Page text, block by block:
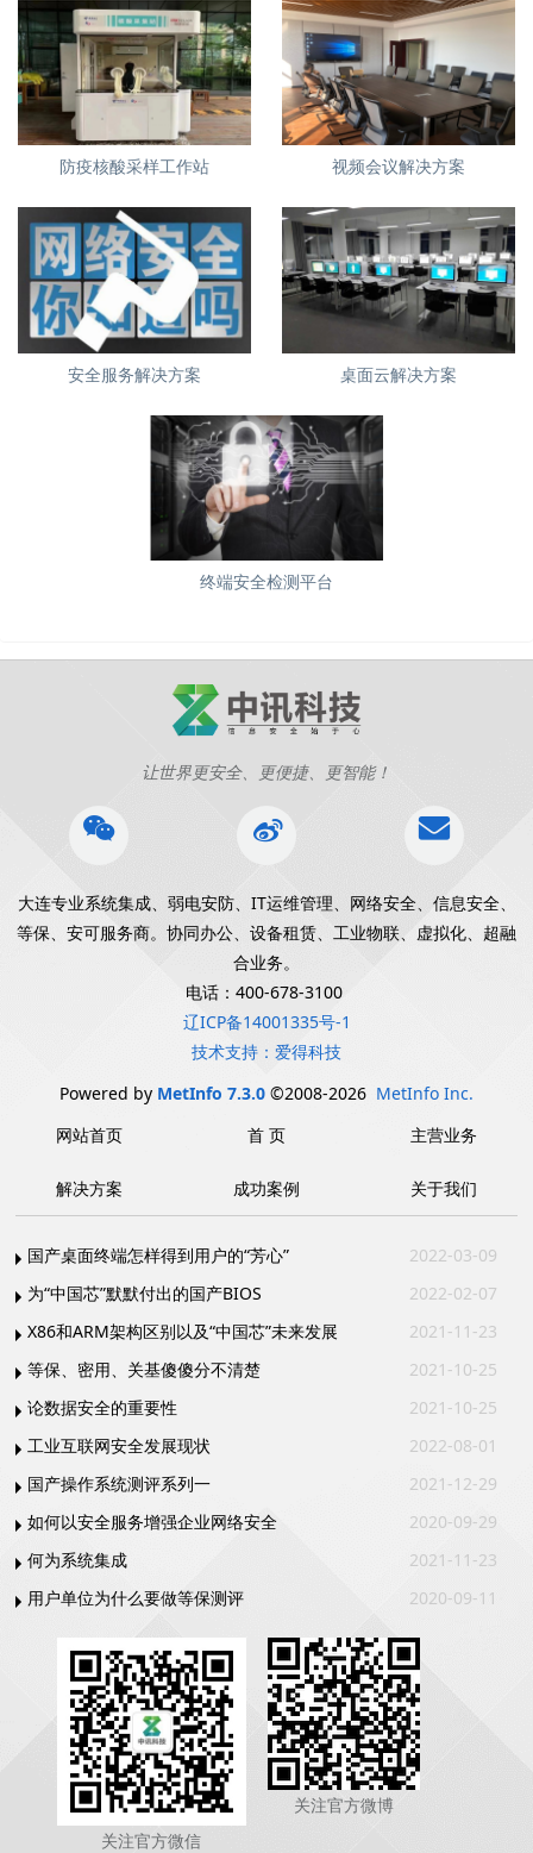
防疫核酸采样工作站 视频会议解决方案
安全服务解决方案 桌面云解决方案
终端安全检测平台
让世界更安全、更便捷、更智能！
大连专业系统集成、弱电安防、IT运维管理、网络安全、信息安全、
等保、安可服务商。协同办公、设备租赁、工业物联、虚拟化、超融
合业务。
电话：400-678-3100
辽ICP备14001335号-1
技术支持：爱得科技
Powered by MetInfo 7.3.0 ©2008-2026 MetInfo Inc.
网站首页
首 页 主营业务
解决方案 成功案例 关于我们
国产桌面终端怎样得到用户的“芳心”
2022-03-09
为“中国芯”默默付出的国产BIOS
2022-02-07
X86和ARM架构区别以及“中国芯”未来发展
2021-11-23
等保、密用、关基傻傻分不清楚
2021-10-25
论数据安全的重要性
2021-10-25
工业互联网安全发展现状
2022-08-01
国产操作系统测评系列一
2021-12-29
如何以安全服务增强企业网络安全
2020-09-29
何为系统集成
2021-11-23
用户单位为什么要做等保测评
2020-09-11
关注官方微信
关注官方微博